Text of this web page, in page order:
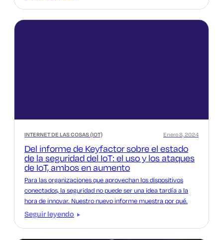
INTERNET DE LAS COSAS (IOT)
Del informe de Keyfactor sobre el estado
de la seguridad del IoT: el uso y los ataques
de IoT, ambos en aumento
Enero 8, 2024
Para las organizaciones que aprovechan los dispositivos
conectados, la seguridad no puede ser una idea tardía a la
hora de innovar. Nuestro nuevo informe muestra por qué.
Seguir leyendo